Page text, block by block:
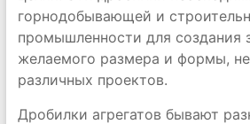
горнодобывающей и
промышленности для создания
желаемого размера и формы,
различных проектов.
Дробилки агрегатов бывают